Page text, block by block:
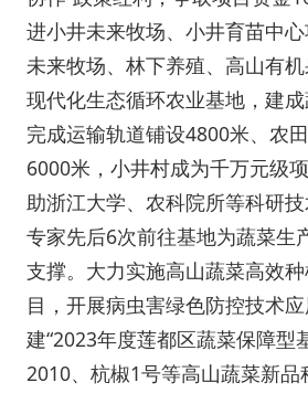
进小井未来牧场、小井育苗中
未来牧场、林下养殖、高山有
现代化生态循环农业基地，建成
完成运输轨道铺设4800米、农
6000米，小井村成为千万元级
助浙江大学、农科院所等科研
专家先后6次前往基地为蔬菜生
支撑。大力实施高山蔬菜高效
目，开展病虫害绿色防控技术
建“2023年度莲都区蔬菜保障型
2010、杭椒1号等高山蔬菜新品